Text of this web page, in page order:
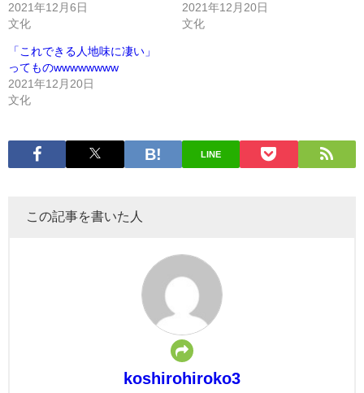
2021年12月6日
文化
2021年12月20日
文化
「これできる人地味に凄い」
ってものwwwwwwww
2021年12月20日
文化
LINE
この記事を書いた人
koshirohiroko3